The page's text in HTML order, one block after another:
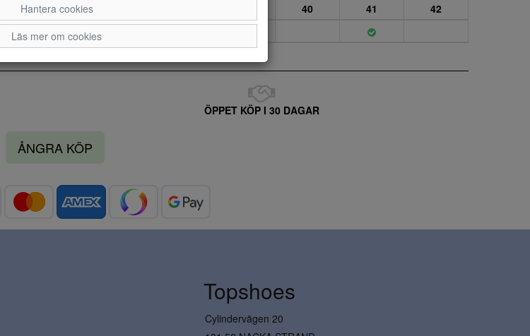
36 40 41
42
ÖPPET KÖP I 30 DAGAR
ÅNGRA KÖP
Hantera cookies
Läs mer om cookies
Topshoes
Cylindervägen 20